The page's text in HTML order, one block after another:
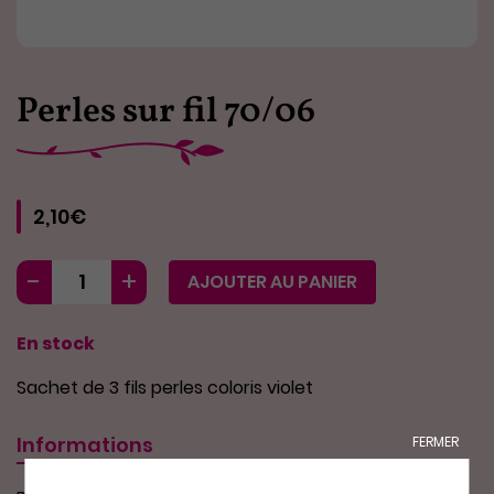
FERMER
Perles sur fil 70/06
2,10€
AJOUTER AU PANIER
En stock
Sachet de 3 fils perles coloris violet
Informations